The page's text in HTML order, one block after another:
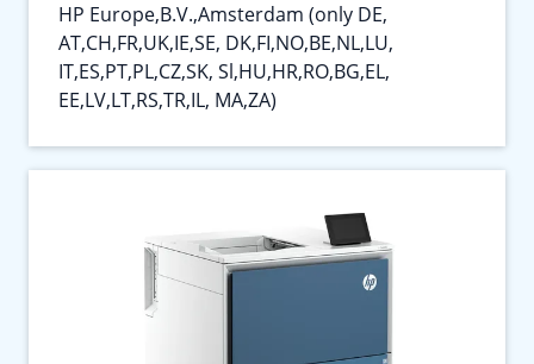
HP Europe,B.V.,Amsterdam (only DE,
AT,CH,FR,UK,IE,SE, DK,FI,NO,BE,NL,LU,
IT,ES,PT,PL,CZ,SK, Sl,HU,HR,RO,BG,EL,
EE,LV,LT,RS,TR,IL, MA,ZA)